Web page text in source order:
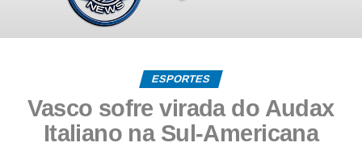
ESPORTES
Vasco sofre virada do Audax
Italiano na Sul-Americana